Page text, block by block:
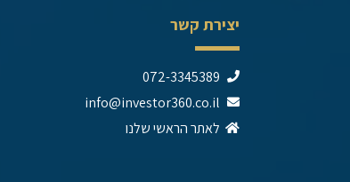
יצירת קשר
072-3345389
info@investor360.co.il
לאתר הראשי שלנו